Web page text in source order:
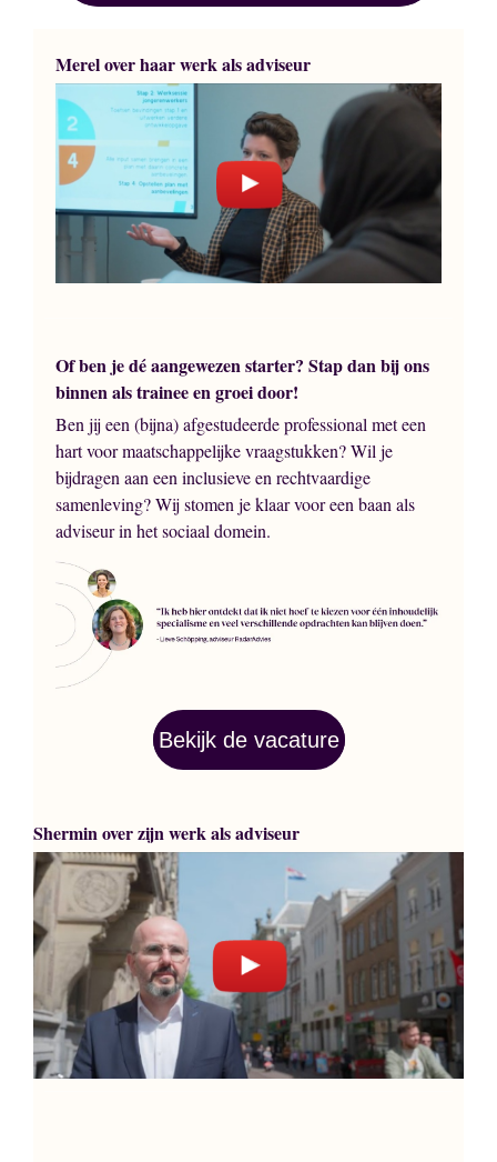
Merel over haar werk als adviseur
Of ben je dé aangewezen starter? Stap dan bij ons
binnen als trainee en groei door!
Ben jij een (bijna) afgestudeerde professional met een
hart voor maatschappelijke vraagstukken? Wil je
bijdragen aan een inclusieve en rechtvaardige
samenleving? Wij stomen je klaar voor een baan als
adviseur in het sociaal domein.
Bekijk de vacature
Shermin over zijn werk als adviseur